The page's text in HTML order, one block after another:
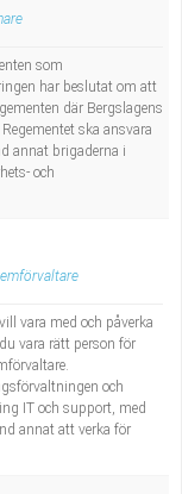
som
har beslutat om att
där Bergslagens
ska ansvara
annat brigaderna i
och
vara med och påverka
vara rätt person för
och
IT och support, med
annat att verka för